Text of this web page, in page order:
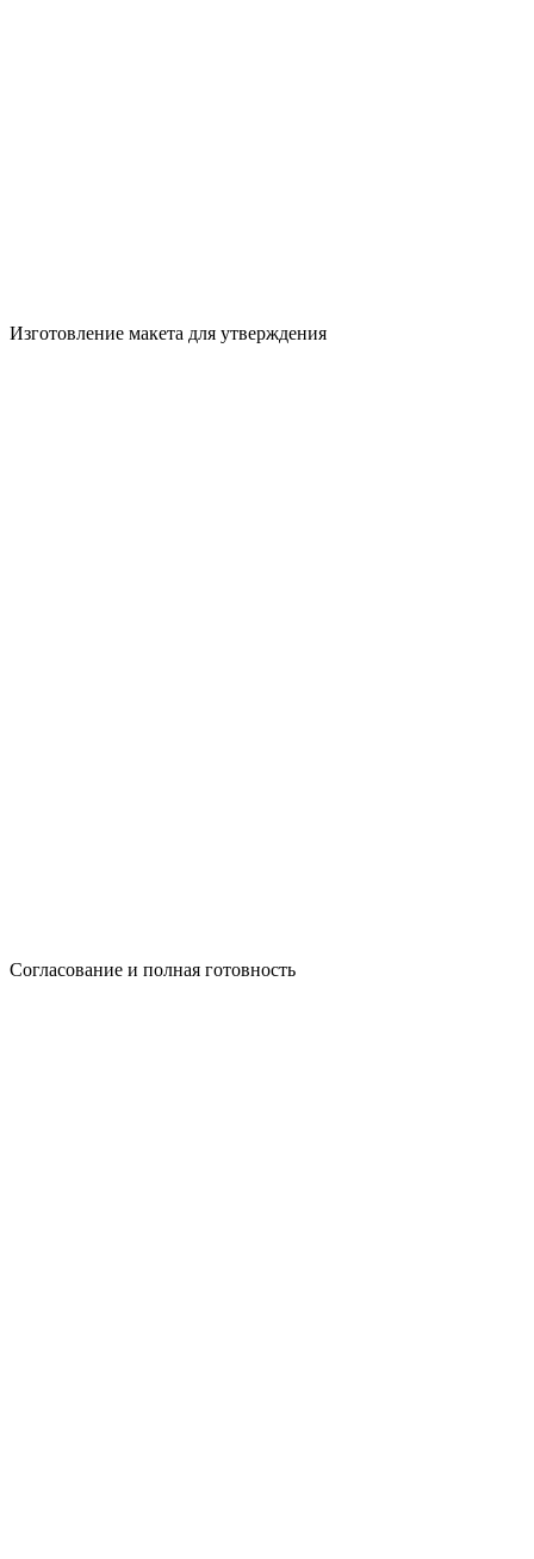
Изготовление макета для утверждения
Согласование и полная готовность